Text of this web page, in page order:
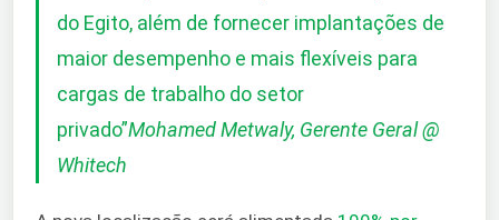
do Egito, além de fornecer implantações de
maior desempenho e mais flexíveis para
cargas de trabalho do setor
privado”Mohamed Metwaly, Gerente Geral @
Whitech